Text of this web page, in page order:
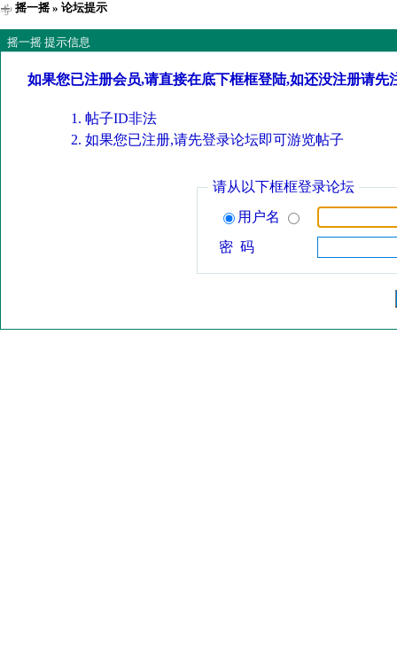
摇一摇» 论坛提示
摇一摇 提示信息
如果您已注册会员,请直接在底下框框登陆,如还没注册请先
帖子ID非法
如果您已注册,请先登录论坛即可游览帖子
请从以下框框登录论坛
用户名
密 码